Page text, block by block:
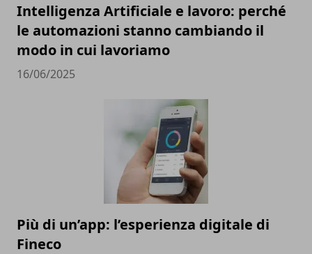
Intelligenza Artificiale e lavoro: perché
le automazioni stanno cambiando il
modo in cui lavoriamo
16/06/2025
Più di un’app: l’esperienza digitale di
Fineco